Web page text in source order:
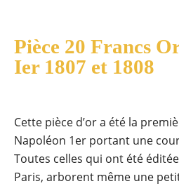
Pièce 20 Francs
Ier 1807 et 1808
Cette pièce d’or a été la
Napoléon 1er portant une
Toutes celles qui ont été
Paris, arborent même une